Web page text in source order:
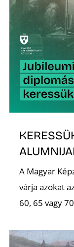
A Magyar
várja azokat
60, 65 vagy